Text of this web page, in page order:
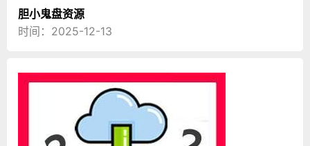
胆小鬼盘资源
时间：2025-12-13